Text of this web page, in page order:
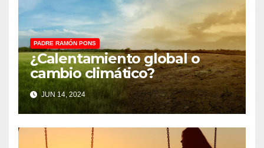
PADRE RAMÓN PONS
¿Calentamiento global o
cambio climático?
JUN 14, 2024